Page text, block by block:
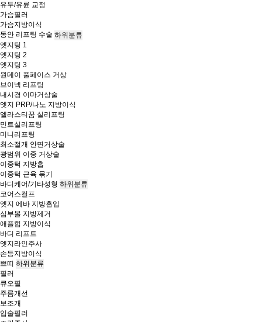
유두/유륜 교정
가슴필러
가슴지방이식
동안 리프팅 수술 하위분류
엣지팅 1
엣지팅 2
엣지팅 3
원데이 풀페이스 거상
브이넥 리프팅
내시경 이마거상술
엣지 PRP/나노 지방이식
엘라스티꿈 실리프팅
민트실리프팅
미니리프팅
최소절개 안면거상술
광범위 이중 거상술
이중턱 지방흡
이중턱 근육 묶기
바디케어/기타성형 하위분류
코어스컬프
엣지 에바 지방흡입
심부볼 지방제거
애플힙 지방이식
바디 리프트
엣지라인주사
손등지방이식
쁘띠 하위분류
필러
큐오필
주름개선
보조개
입술필러